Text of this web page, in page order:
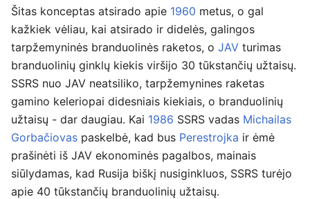
Šitas konceptas atsirado apie 1960 metus, o gal
kažkiek vėliau, kai atsirado ir didelės, galingos
tarpžemyninės branduolinės raketos, o JAV turimas
branduolinių ginklų kiekis viršijo 30 tūkstančių užtaisų.
SSRS nuo JAV neatsiliko, tarpžemynines raketas
gamino keleriopai didesniais kiekiais, o branduolinių
užtaisų - dar daugiau. Kai 1986 SSRS vadas Michailas
Gorbačiovas paskelbė, kad bus Perestrojka ir ėmė
prašinėti iš JAV ekonominės pagalbos, mainais
siūlydamas, kad Rusija biškį nusiginkluos, SSRS turėjo
apie 40 tūkstančių branduolinių užtaisų.